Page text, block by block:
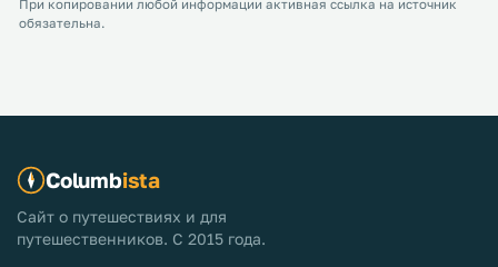
При копировании любой информации активная ссылка на источник
обязательна.
Columbista
Сайт о путешествиях и для
путешественников. С 2015 года.